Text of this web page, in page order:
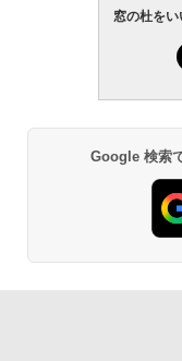
窓の杜を
Google 検索